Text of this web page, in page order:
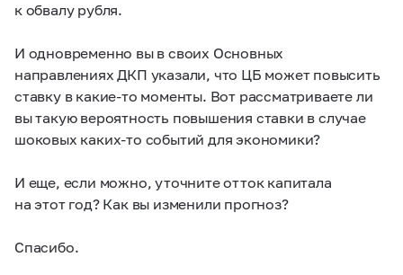
к обвалу рубля.
И одновременно вы в своих Основных
направлениях ДКП указали, что ЦБ может повысить
ставку в какие-то моменты. Вот рассматриваете ли
вы такую вероятность повышения ставки в случае
шоковых каких-то событий для экономики?
И еще, если можно, уточните отток капитала
на этот год? Как вы изменили прогноз?
Спасибо.